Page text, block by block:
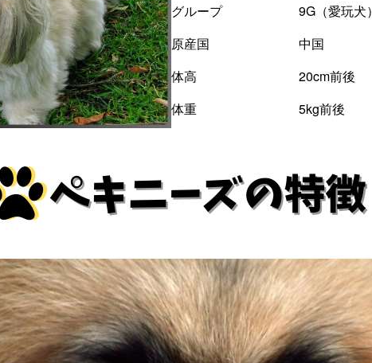
グループ 9G（愛玩犬）
原産国 中国
体高 20cm前後
体重 5kg前後